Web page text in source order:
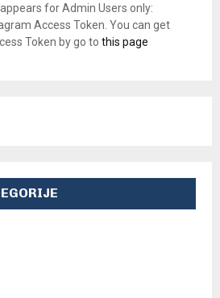
for Admin Users only:
Access Token. You can get
Token by go to this page